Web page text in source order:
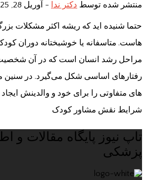
منتشر شده توسط دکتر ندا - آوریل 28, 2025
حتما شنیده اید که ریشه اکثر مشکلات
هاست. متاسفانه یا خوشبختانه دوران
مراحل رشد انسان است که در آن
رفتارهای اساسی شکل می‌گیرد. در
های متفاوتی را برای خود و والدینش
شرایط نقش مشاور کودک
تاپ نیوز پایگاه مقالات و
پزشکی